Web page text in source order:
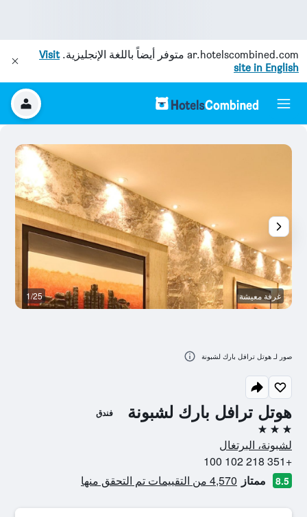
ar.hotelscombined.com متوفر أيضاً باللغة الإنجليزية.Visit
site in English
هوتل ترافل بارك لشبونة فندق
3 نجوم
لشبونة، البرتغال
+351 218 102 100
8.5 ممتاز 4,570 من التقييمات تم التحقق منها
غرفة معيشة 1/25
صور لـ هوتل ترافل بارك لشبونة